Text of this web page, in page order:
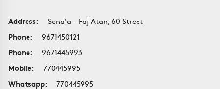
Address:
Sana'a - Faj Atan, 60 Street
Phone:
9671450121
Phone:
9671445993
Mobile:
770445995
Whatsapp:
770445995